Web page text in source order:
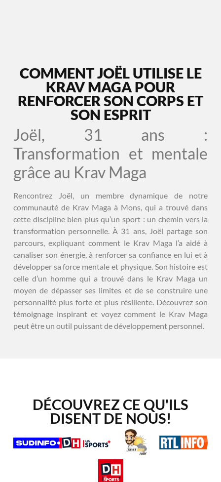
COMMENT JOËL UTILISE LE
KRAV MAGA POUR
RENFORCER SON CORPS ET
SON ESPRIT
Joël, 31 ans :
Transformation et mentale
grâce au Krav Maga
Rencontrez Joël, un membre dynamique de notre
communauté de Krav Maga à Mons, qui a trouvé dans
cette discipline bien plus qu’un sport : un chemin vers la
transformation personnelle. À 31 ans, Joël partage son
parcours, expliquant comment le Krav Maga l’a aidé à
canaliser son énergie, à renforcer sa confiance en lui et à
développer sa force mentale et physique. Son histoire est
celle d’un homme qui a trouvé dans le Krav Maga un
moyen de dépasser ses limites et de se construire une
personnalité plus forte et plus résiliente. Découvrez son
témoignage inspirant et voyez comment le Krav Maga
peut être un outil puissant de développement personnel.
DÉCOUVREZ CE QU'ILS
DISENT DE NOUS!